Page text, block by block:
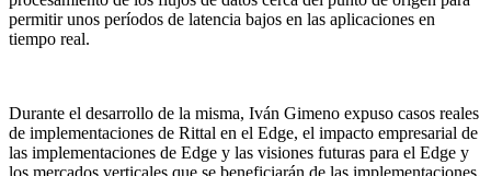
permitir unos períodos de latencia bajos en las aplicaciones en
tiempo real.
Durante el desarrollo de la misma, Iván Gimeno expuso casos reales
de implementaciones de Rittal en el Edge, el impacto empresarial de
las implementaciones de Edge y las visiones futuras para el Edge y
los mercados verticales que se beneficiarán de las implementaciones.